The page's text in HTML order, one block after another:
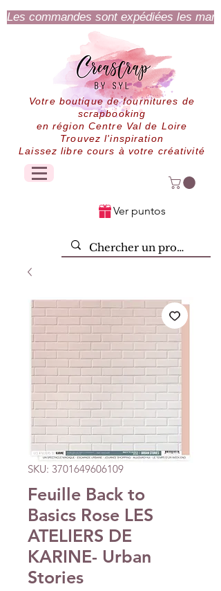
Les commandes sont expédiées les
Votre boutique de fournitures de
scrapbooking
en région Centre Val de Loire
Trouvez l'inspiration
Laissez libre cours à votre créativité
Ver puntos
SKU: 3701649606109
Feuille Back to
Basics Rose LES
ATELIERS DE
KARINE- Urban
Stories